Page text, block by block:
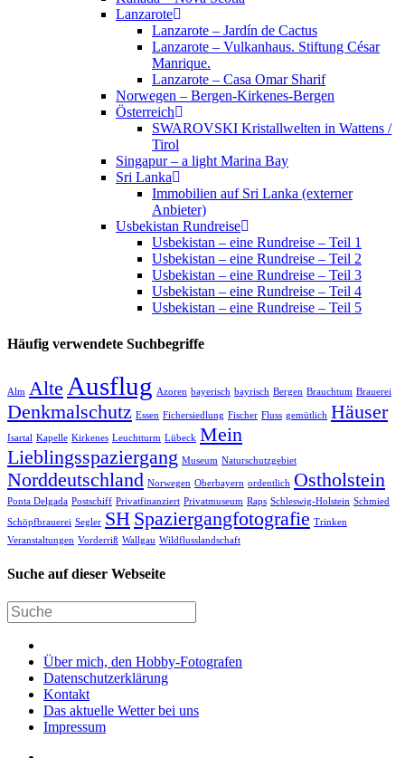
Lanzarote
Lanzarote – Jardín de Cactus
Lanzarote – Vulkanhaus. Stiftung César
Manrique.
Lanzarote – Casa Omar Sharif
Norwegen – Bergen-Kirkenes-Bergen
Österreich
SWAROVSKI Kristallwelten in Wattens /
Tirol
Singapur – a light Marina Bay
Sri Lanka
Immobilien auf Sri Lanka (externer
Anbieter)
Usbekistan Rundreise
Usbekistan – eine Rundreise – Teil 1
Usbekistan – eine Rundreise – Teil 2
Usbekistan – eine Rundreise – Teil 3
Usbekistan – eine Rundreise – Teil 4
Usbekistan – eine Rundreise – Teil 5
Häufig verwendete Suchbegriffe
Alm Alte Ausflug Azoren bayerisch bayrisch Bergen Brauchtum Brauerei
Denkmalschutz Essen Fichersiedlung Fischer Fluss gemütlich Häuser
Isartal Kapelle Kirkenes Leuchtturm Lübeck Mein
Lieblingsspaziergang Museum Naturschutzgebiet
Norddeutschland Norwegen Oberbayern ordentlich Ostholstein
Ponta Delgada Postschiff Privatfinanziert Privatmuseum Raps Schleswig-Holstein Schmied
Schöpfbrauerei Segler SH Spaziergangfotografie Trinken
Veranstaltungen Vorderriß Wallgau Wildflusslandschaft
Suche auf dieser Webseite
Über mich, den Hobby-Fotografen
Datenschutzerklärung
Kontakt
Das aktuelle Wetter bei uns
Impressum